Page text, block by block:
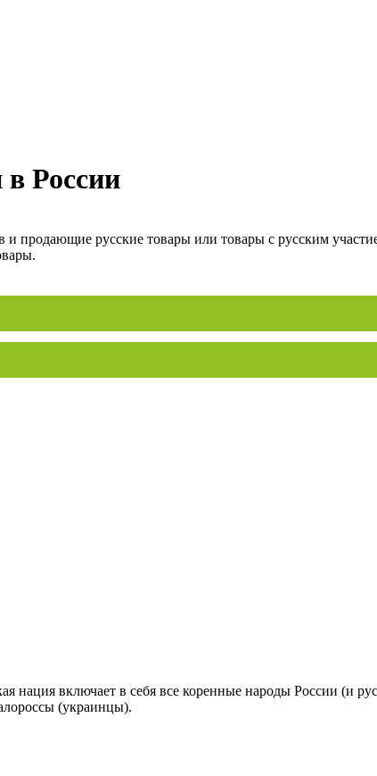
России
продающие русские товары или товары с русским
нация включает в себя все коренные народы России (и
(украинцы).